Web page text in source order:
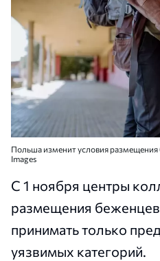
Польша изменит условия
Images
С 1 ноября центры
размещения
принимать только
уязвимых категорий.